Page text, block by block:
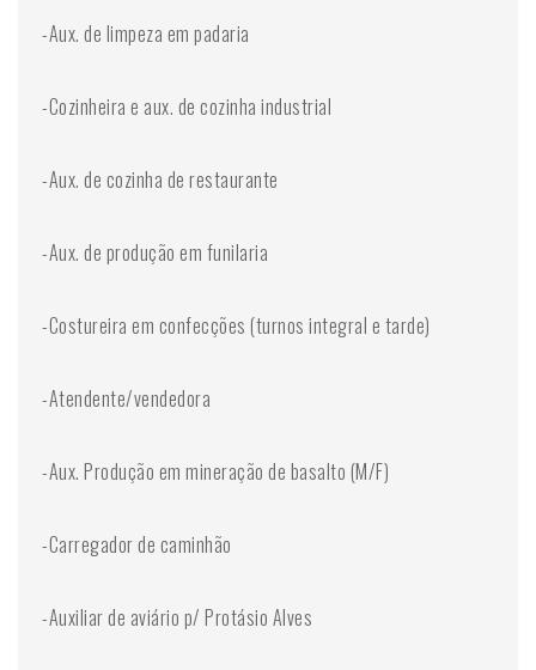
-Aux. de limpeza em padaria
-Cozinheira e aux. de cozinha industrial
-Aux. de cozinha de restaurante
-Aux. de produção em funilaria
-Costureira em confecções (turnos integral e tarde)
-Atendente/vendedora
-Aux. Produção em mineração de basalto (M/F)
-Carregador de caminhão
-Auxiliar de aviário p/ Protásio Alves